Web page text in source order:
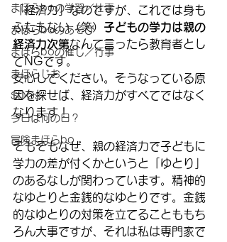
まほらboの学習／仕事
まほらboのあそび
まほらboの催し／行事
まほらじお
SDGs
今日は何の日？
冒険まほらbo
「経済力」なのですが、これでは身も
ふたもない（笑） 子どもの学力は親の
経済力次第なんて言ったら教育者とし
てNGです。
安心してください。そうなっている原
因を探せば、経済力がすべてではなく
なります！
そもそもなぜ、親の経済力で子どもに
学力の差が付くかというと「ゆとり」
のあるなしが関わっています。精神的
なゆとりと金銭的なゆとりです。金銭
的なゆとりの対策を立てることももち
ろん大事ですが、それは私は専門家で